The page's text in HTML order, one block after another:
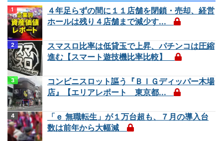
４年足らずの間に１１店舗を閉鎖・売却、経営
ホールは残り４店舗まで減少す...
スマスロ比率は低貸玉で上昇、パチンコは圧縮
進む【スマート遊技機比率比較】
コンビニスロット謳う『ＢＩＧディッパー木場
店』【エリアレポート 東京都...
「ｅ 無職転生」が１万台超も、７月の導入台
数は前年から大幅減